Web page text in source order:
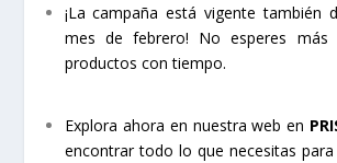
¡La campaña está vigente también
mes de febrero! No esperes más
productos con tiempo.
Explora ahora en nuestra web en
encontrar todo lo que necesitas